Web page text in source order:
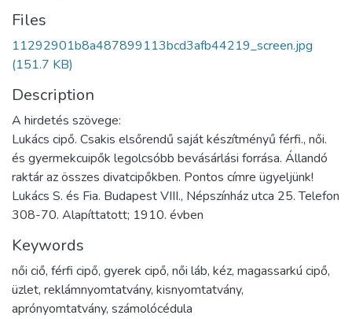
Files
11292901b8a487899113bcd3afb44219_screen.jpg
(151.7 KB)
Description
A hirdetés szövege:
Lukács cipő. Csakis elsőrendű saját készítményű férfi., női.
és gyermekcuipők legolcsóbb bevásárlási forrása. Állandó
raktár az összes divatcipőkben. Pontos címre ügyeljünk!
Lukács S. és Fia. Budapest VIII., Népszínház utca 25. Telefon
308-70. Alapíttatott; 1910. évben
Keywords
női ciő, férfi cipő, gyerek cipő, női láb, kéz, magassarkú cipő,
üzlet, reklámnyomtatvány, kisnyomtatvány,
aprónyomtatvány, számolócédula